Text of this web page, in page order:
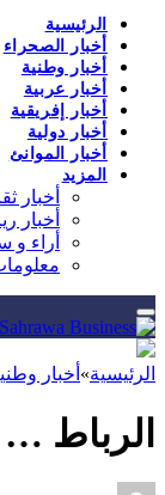
الرئيسية
أخبار الصحراء
أخبار وطنية
أخبار عربية
أخبار إفريقية
أخبار دولية
أخبار الموانئ
المزيد
أخبار
أخبار
أراء و
الرئيسية» أخبار
الرباط